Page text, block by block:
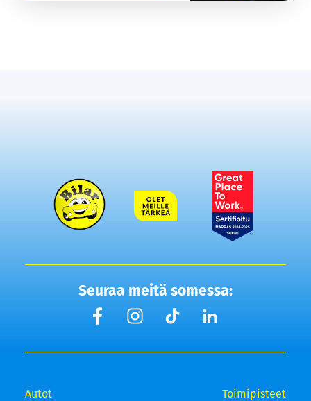
Seuraa meitä somessa:
Autot Toimipisteet